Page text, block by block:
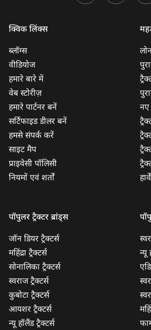
क्विक लिंक्स
ब्लॉग्स
वीडियोज
हमारे बारे में
वेब स्टोरीज़
हमारे पार्टनर बनें
सर्टिफाइड डीलर बनें
हमसे संपर्क करें
साइट मैप
प्राइवेसी पॉलिसी
नियमों एवं शर्तों
नए
पॉपुलर ट्रैक्टर ब्रांड्स
जॉन डियर ट्रैक्टर्स
महिंद्रा ट्रैक्टर्स
सोनालिका ट्रैक्टर्स
स्वराज ट्रैक्टर्स
कुबोटा ट्रैक्टर्स
आयशर ट्रैक्टर्स
न्यू हॉलैंड ट्रैक्टर्स
न्यू